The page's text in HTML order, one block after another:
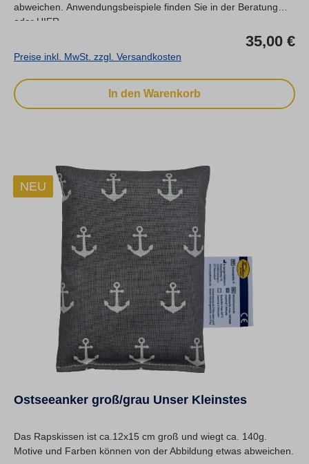
abweichen. Anwendungsbeispiele finden Sie in der Beratung
oder HIER.
35,00 €
Preise inkl. MwSt. zzgl. Versandkosten
In den Warenkorb
NEU
Ostseeanker groß/grau Unser Kleinstes
Das Rapskissen ist ca.12x15 cm groß und wiegt ca. 140g.
Motive und Farben können von der Abbildung etwas abweichen.